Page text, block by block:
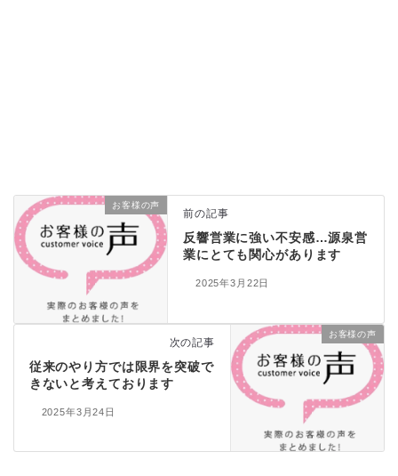
お客様の声
前の記事
反響営業に強い不安感…源泉営
業にとても関心があります
2025年3月22日
お客様の声
次の記事
従来のやり方では限界を突破で
きないと考えております
2025年3月24日